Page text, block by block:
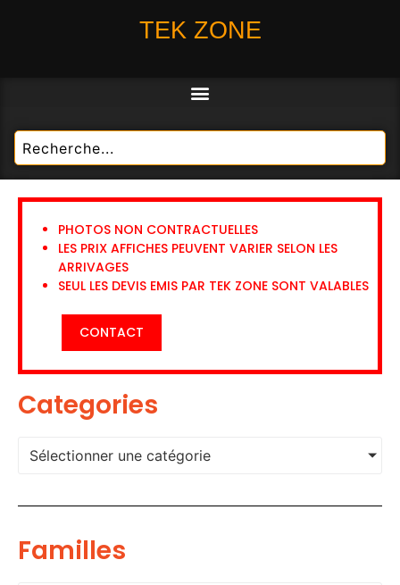
TEK ZONE
PHOTOS NON CONTRACTUELLES
LES PRIX AFFICHES PEUVENT VARIER SELON LES
ARRIVAGES
SEUL LES DEVIS EMIS PAR TEK ZONE SONT VALABLES
CONTACT
Categories
Sélectionner une catégorie
Familles